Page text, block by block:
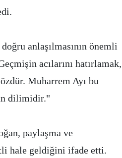
anlaşılmasının önemli
acılarını hatırlamak,
Muharrem Ayı bu
dilimidir."
paylaşma ve
hale geldiğini ifade etti.